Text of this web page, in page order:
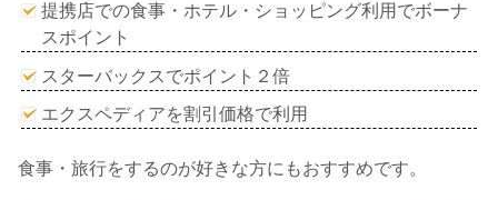
提携店での食事・ホテル・ショッピング利用でボーナ
スポイント
スターバックスでポイント２倍
エクスペディアを割引価格で利用
食事・旅行をするのが好きな方にもおすすめです。